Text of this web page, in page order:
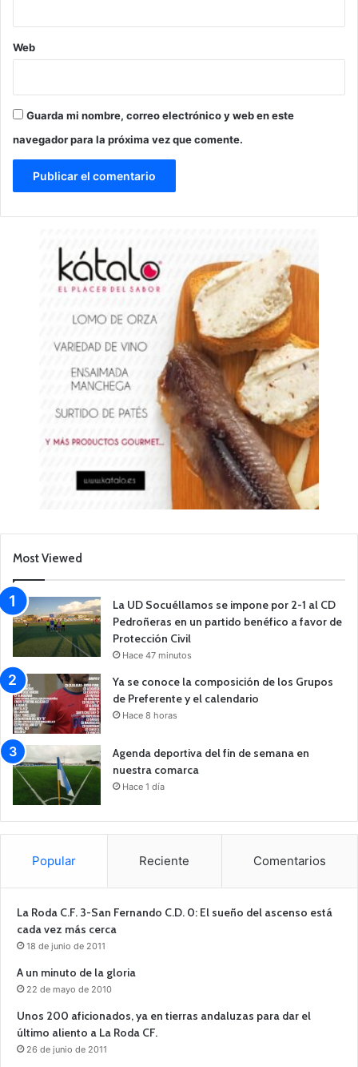
Web
Guarda mi nombre, correo electrónico y web en este
navegador para la próxima vez que comente.
Most Viewed
La UD Socuéllamos se impone por 2-1 al CD
Pedroñeras en un partido benéfico a favor de
Protección Civil
Hace 47 minutos
Ya se conoce la composición de los Grupos
de Preferente y el calendario
Hace 8 horas
Agenda deportiva del fin de semana en
nuestra comarca
Hace 1 día
Popular Reciente Comentarios
La Roda C.F. 3-San Fernando C.D. 0: El sueño del ascenso está
cada vez más cerca
18 de junio de 2011
A un minuto de la gloria
22 de mayo de 2010
Unos 200 aficionados, ya en tierras andaluzas para dar el
último aliento a La Roda CF.
26 de junio de 2011